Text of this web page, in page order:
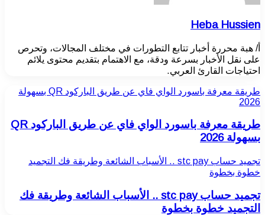
Heba Hussien
أ/ هبة محررة أخبار تتابع التطورات في مختلف المجالات، وتحرص
على نقل الأخبار بسرعة ودقة، مع الاهتمام بتقديم محتوى يلائم
احتياجات القارئ العربي.
طريقة معرفة باسورد الواي فاي عن طريق الباركود QR بسهولة
2026
طريقة معرفة باسورد الواي فاي عن طريق الباركود QR
بسهولة 2026
تجميد حساب stc pay .. الأسباب الشائعة وطريقة فك التجميد
خطوة بخطوة
تجميد حساب stc pay .. الأسباب الشائعة وطريقة فك
التجميد خطوة بخطوة